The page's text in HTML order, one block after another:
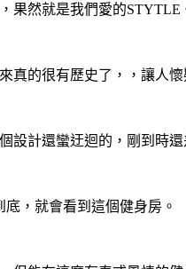
果然就是我們愛的STYTLE
真的很有歷史了，，讓人
設計還蠻迂迴的，剛到時
，就會看到這個健身房。